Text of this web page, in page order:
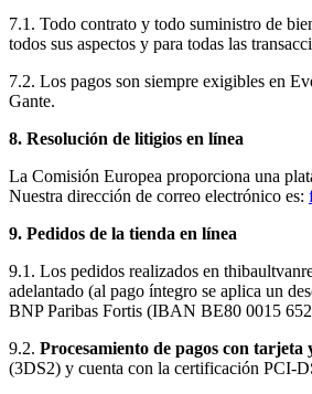
7.1. Todo contrato y todo suministro de
todos sus aspectos y para todas las
7.2. Los pagos son siempre exigibles en
Gante.
8. Resolución de litigios en línea
La Comisión Europea proporciona una
Nuestra dirección de correo electrónico es:
9. Pedidos de la tienda en línea
9.1. Los pedidos realizados en
adelantado (al pago íntegro se aplica un
BNP Paribas Fortis (IBAN BE80 0015
9.2. Procesamiento de pagos con tarjeta
(3DS2) y cuenta con la certificación PCI-